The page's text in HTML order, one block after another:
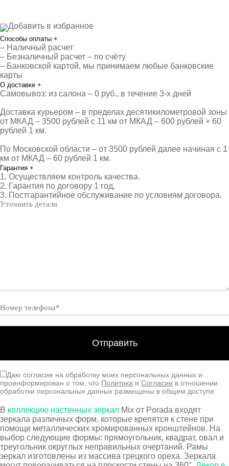
Добавить в избранное
Способы оплаты +
– Наличный расчет
– Безналичный расчет – по счёту
– Банковской картой, мы принимаем любые банковские
карты
О доставке +
Самовывоз: из салона – 0 руб., в течение 3-х дней
Доставка курьером – в пределах десятикилометровой зоны
от МКАД – 3500 рублей с 11 км от МКАД – 600 рублей + 60
рублей 1 км.
По Московской области – от 3500 рублей далее начиная с 1
км от МКАД – 60 рублей 1 км.
Гарантия +
1. Осуществляем контроль качества.
2. Гарантия по договору 1 год.
3. Постгарантийное обслуживание по условиям договора.
Даю согласие на обработку моих персональных данных и
проинформирован о том, что Политика и Согласие в отношении
обработки персональных данных размещены в общем доступе
В коллекцию настенных зеркал Mix от Porada входят
зеркала различных форм, которые крепятся к стене при
помощи металлических хромированных кронштейнов. На
выбор следующие формы: прямоугольник, квадрат, овал и
треугольник округлых неправильных очертаний. Рамы
зеркал изготовлены из массива грецкого ореха. Зеркала